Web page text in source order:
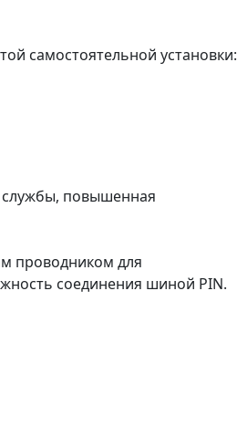
самостоятельной установки:
службы, повышенная
проводником для
соединения шиной PIN.